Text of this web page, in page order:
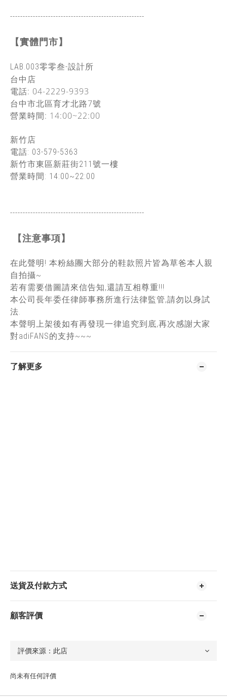
-----------------------------------------------------
【實體門市】
LAB.003零零叁-設計所
台中店
電話: 04-2229-9393
台中市北區育才北路7號
營業時間: 14:00~22:00
新竹店
電話: 03-579-5363
新竹市東區新莊街211號一樓
營業時間: 14:00~22:00
-----------------------------------------------------
【注意事項】
在此聲明! 本粉絲團大部分的鞋款照片皆為草爸本人親
自拍攝~
若有需要借圖請來信告知,還請互相尊重!!!
本公司長年委任律師事務所進行法律監管,請勿以身試
法.
本聲明上架後如有再發現一律追究到底,再次感謝大家
對adiFANS的支持~~~
了解更多
送貨及付款方式
顧客評價
尚未有任何評價